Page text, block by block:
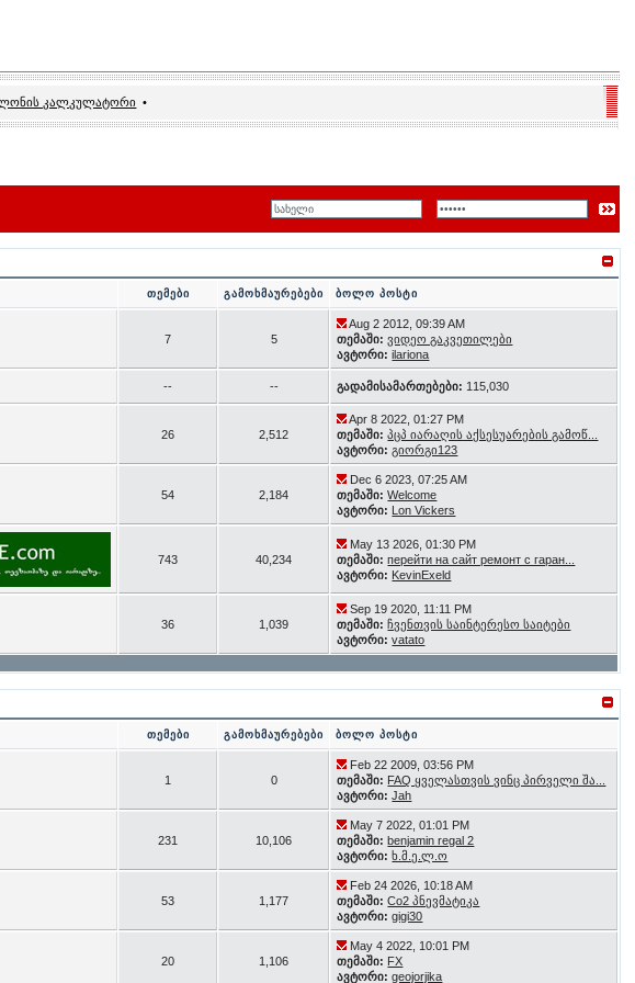
კალკულატორი •
თემები გამოხმაურებები ბოლო პოსტი
7 5
Aug 2 2012, 09:39 AM
თემაში: ვიდეო გაკვეთილები
ავტორი: ilariona
-- -- გადამისამართებები: 115,030
26 2,512
Apr 8 2022, 01:27 PM
თემაში: პცპ იარაღის აქსესუარების გამოწ...
ავტორი: გიორგი123
54 2,184
Dec 6 2023, 07:25 AM
თემაში: Welcome
ავტორი: Lon Vickers
743 40,234
May 13 2026, 01:30 PM
თემაში: перейти на сайт ремонт с гаран...
ავტორი: KevinExeld
36 1,039
Sep 19 2020, 11:11 PM
თემაში: ჩვენთვის საინტერესო საიტები
ავტორი: vatato
თემები გამოხმაურებები ბოლო პოსტი
1 0
Feb 22 2009, 03:56 PM
თემაში: FAQ ყველასთვის ვინც პირველი შა...
ავტორი: Jah
231 10,106
May 7 2022, 01:01 PM
თემაში: benjamin regal 2
ავტორი: ხ.მ.ე.ლ.ო
53 1,177
Feb 24 2026, 10:18 AM
თემაში: Co2 პნევმატიკა
ავტორი: gigi30
20 1,106
May 4 2022, 10:01 PM
თემაში: FX
ავტორი: geojorjika